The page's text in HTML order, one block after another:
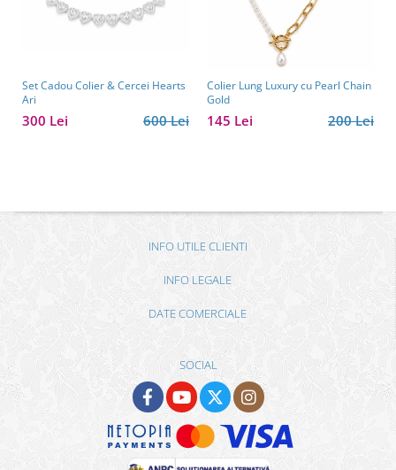
Set Cadou Colier & Cercei Hearts
Ari
600 Lei
300 Lei
Colier Lung Luxury cu Pearl Chain
Gold
200 Lei
145 Lei
INFO UTILE CLIENTI
INFO LEGALE
DATE COMERCIALE
SOCIAL